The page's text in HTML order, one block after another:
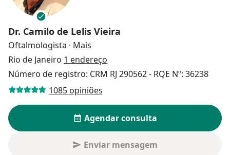
Dr. Camilo de Lelis Vieira
Oftalmologista · Mais
Rio de Janeiro 1 endereço
Número de registro: CRM RJ 290562 - RQE Nº: 36238
1085 opiniões
Agendar consulta
Enviar mensagem